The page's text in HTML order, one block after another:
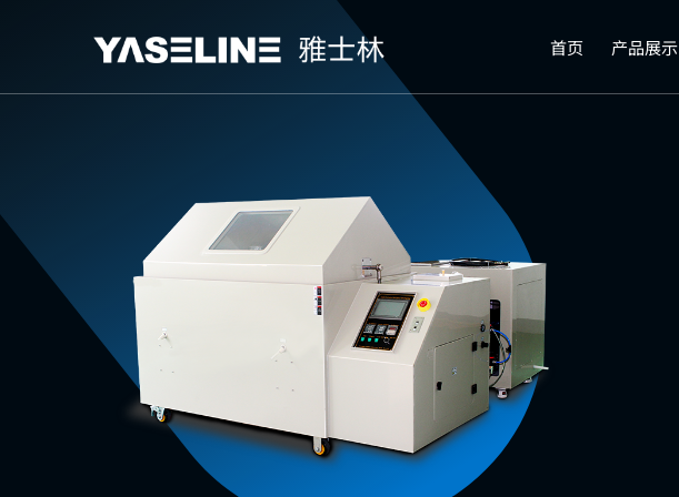
首页 产品展示